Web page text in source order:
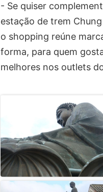
- Se quiser
estação de trem
o shopping reúne
forma, para quem
melhores nos outlets